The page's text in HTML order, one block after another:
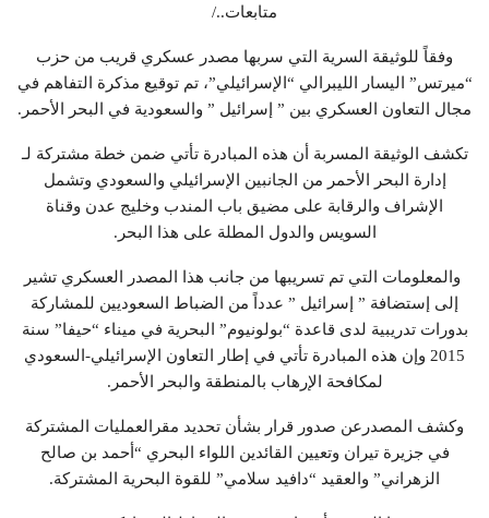
متابعات../
وفقاً للوثيقة السرية التي سربها مصدر عسكري قريب من حزب
“ميرتس” اليسار الليبرالي “الإسرائيلي”، تم توقيع مذكرة التفاهم في
مجال التعاون العسكري بين ” إسرائيل ” والسعودية في البحر الأحمر.
تكشف الوثيقة المسربة أن هذه المبادرة تأتي ضمن خطة مشتركة لـ
إدارة البحر الأحمر من الجانبين الإسرائيلي والسعودي وتشمل
الإشراف والرقابة على مضيق باب المندب وخليج عدن وقناة
السويس والدول المطلة على هذا البحر.
والمعلومات التي تم تسريبها من جانب هذا المصدر العسكري تشير
إلى إستضافة ” إسرائيل ” عدداً من الضباط السعوديين للمشاركة
بدورات تدريبية لدى قاعدة “بولونيوم” البحرية في ميناء “حيفا” سنة
2015 وإن هذه المبادرة تأتي في إطار التعاون الإسرائيلي-السعودي
لمكافحة الإرهاب بالمنطقة والبحر الأحمر.
وكشف المصدرعن صدور قرار بشأن تحديد مقرالعمليات المشتركة
في جزيرة تيران وتعيين القائدين اللواء البحري “أحمد بن صالح
الزهراني” والعقيد “دافيد سلامي” للقوة البحرية المشتركة.